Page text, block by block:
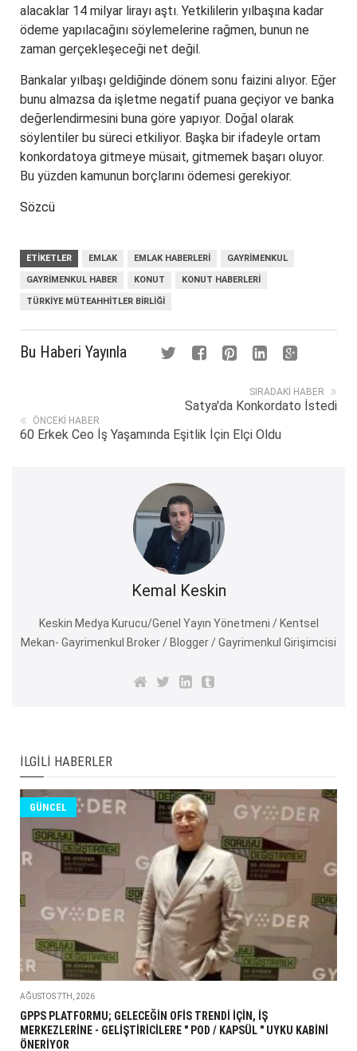
alacaklar 14 milyar lirayı aştı. Yetkililerin yılbaşına kadar
ödeme yapılacağını söylemelerine rağmen, bunun ne
zaman gerçekleşeceği net değil.
Bankalar yılbaşı geldiğinde dönem sonu faizini alıyor. Eğer
bunu almazsa da işletme negatif puana geçiyor ve banka
değerlendirmesini buna göre yapıyor. Doğal olarak
söylentiler bu süreci etkiliyor. Başka bir ifadeyle ortam
konkordatoya gitmeye müsait, gitmemek başarı oluyor.
Bu yüzden kamunun borçlarını ödemesi gerekiyor.
Sözcü
ETIKETLER EMLAK EMLAK HABERLERI GAYRIMENKUL
GAYRIMENKUL HABER KONUT KONUT HABERLERI
TÜRKIYE MÜTEAHHITLER BIRLIĞI
Bu Haberi Yayınla
SIRADAKI HABER
Satya'da Konkordato İstedi
ÖNCEKI HABER
60 Erkek Ceo İş Yaşamında Eşitlik İçin Elçi Oldu
Kemal Keskin
Keskin Medya Kurucu/Genel Yayın Yönetmeni / Kentsel
Mekan- Gayrimenkul Broker / Blogger / Gayrimenkul Girişimcisi
İLGILI HABERLER
GÜNCEL
AĞUSTOS 7TH, 2026
GPPS PLATFORMU; GELECEĞİN OFİS TRENDİ İÇİN, İŞ
MERKEZLERİNE - GELİŞTİRİCİLERE " POD / KAPSÜL " UYKU KABİNİ
ÖNERİYOR